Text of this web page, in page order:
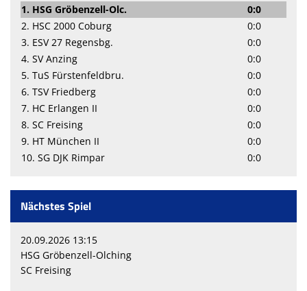
1. HSG Gröbenzell-Olc.
0:0
2. HSC 2000 Coburg
0:0
3. ESV 27 Regensbg.
0:0
4. SV Anzing
0:0
5. TuS Fürstenfeldbru.
0:0
6. TSV Friedberg
0:0
7. HC Erlangen II
0:0
8. SC Freising
0:0
9. HT München II
0:0
10. SG DJK Rimpar
0:0
Nächstes Spiel
20.09.2026 13:15
HSG Gröbenzell-Olching
SC Freising